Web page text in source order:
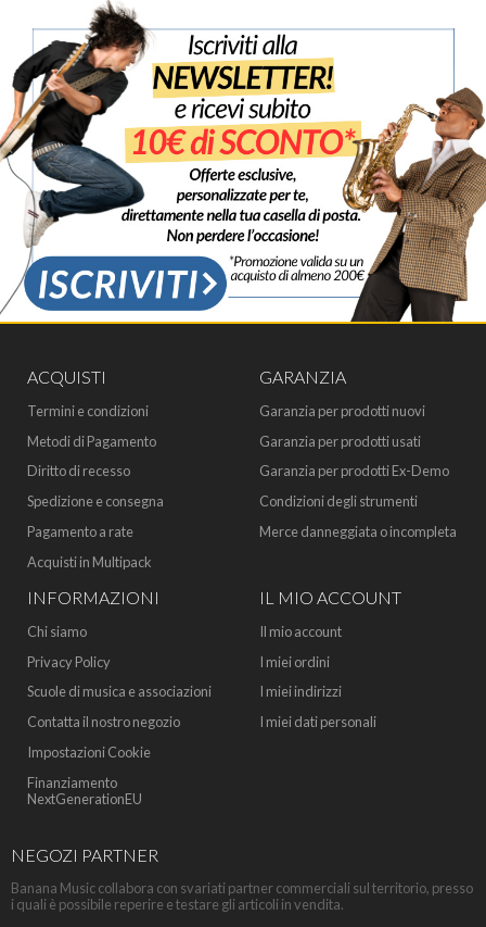
ACQUISTI
Termini e condizioni
Metodi di Pagamento
Diritto di recesso
Spedizione e consegna
Pagamento a rate
Acquisti in Multipack
GARANZIA
Garanzia per prodotti nuovi
Garanzia per prodotti usati
Garanzia per prodotti Ex-Demo
Condizioni degli strumenti
Merce danneggiata o incompleta
INFORMAZIONI
Chi siamo
Privacy Policy
Scuole di musica e associazioni
Contatta il nostro negozio
Impostazioni Cookie
Finanziamento
NextGenerationEU
IL MIO ACCOUNT
Il mio account
I miei ordini
I miei indirizzi
I miei dati personali
NEGOZI PARTNER
Banana Music collabora con svariati partner commerciali sul territorio, presso
i quali è possibile reperire e testare gli articoli in vendita.